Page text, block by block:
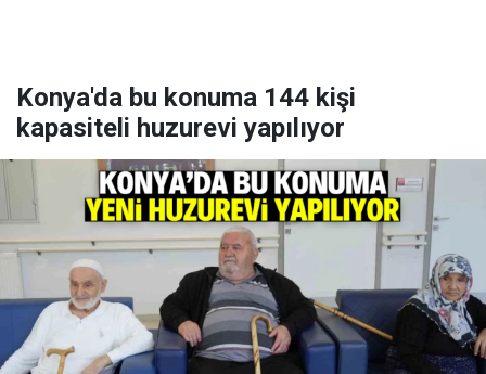
Konya'da bu konuma 144 kişi
kapasiteli huzurevi yapılıyor